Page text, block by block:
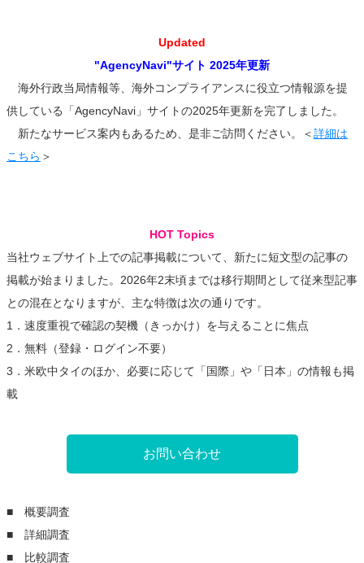
Updated
"AgencyNavi"サイト 2025年更新
海外行政当局情報等、海外コンプライアンスに役立つ情報源を提
供している「AgencyNavi」サイトの2025年更新を完了しました。
新たなサービス案内もあるため、是非ご訪問ください。
＜詳細は
こちら ＞
HOT Topics
当社ウェブサイト上での記事掲載について、新たに短文型の記事の
掲載が始まりました。2026年2末頃までは移行期間として従来型記事
との混在となりますが、主な特徴は次の通りです。
1．速度重視で確認の契機（きっかけ）を与えることに焦点
2．無料（登録・ログイン不要）
3．米欧中タイのほか、必要に応じて「国際」や「日本」の情報も掲
載
お問い合わせ
■ 概要調査
■ 詳細調査
■ 比較調査